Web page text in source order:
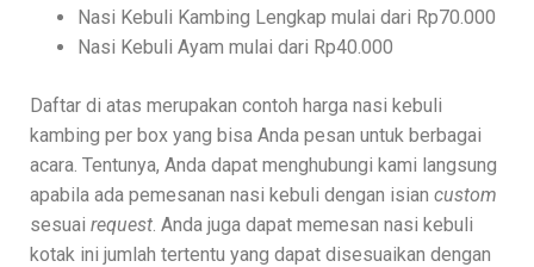
Nasi Kebuli Kambing Lengkap mulai dari Rp70.000
Nasi Kebuli Ayam mulai dari Rp40.000
Daftar di atas merupakan contoh harga nasi kebuli
kambing per box yang bisa Anda pesan untuk berbagai
acara. Tentunya, Anda dapat menghubungi kami langsung
apabila ada pemesanan nasi kebuli dengan isian custom
sesuai request . Anda juga dapat memesan nasi kebuli
kotak ini jumlah tertentu yang dapat disesuaikan dengan